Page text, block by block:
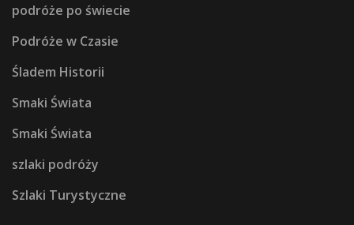
podróże po świecie
Podróże w Czasie
Śladem Historii
Smaki Świata
Smaki Świata
szlaki podróży
Szlaki Turystyczne